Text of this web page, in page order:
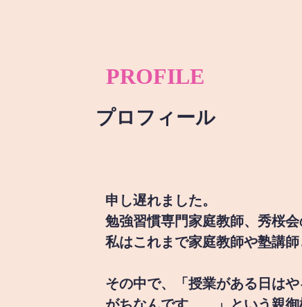
PROFILE
プロフィール
申し遅れました。
勉強習慣専門家庭教師、秀桜会
私はこれまで家庭教師や塾講
その中で、「授業がある日は